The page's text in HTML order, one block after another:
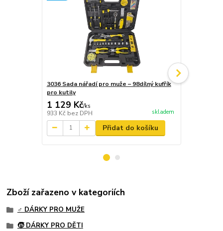
3036 Sada nářadí pro muže – 98dílný kufřík
pro kutily
1 129 Kč/ks
933 Kč bez DPH skladem
Přidat do košíku
Zboží zařazeno v kategoriích
♂️ DÁRKY PRO MUŽE
🧒 DÁRKY PRO DĚTI